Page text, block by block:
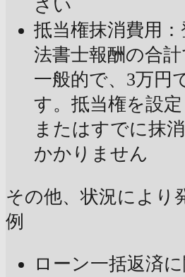
さい
抵当権抹消費用
法書士報酬の合
一般的で、3万円
す。抵当権を設定
またはすでに抹
かかりません
その他、状況により
例
ローン一括返済